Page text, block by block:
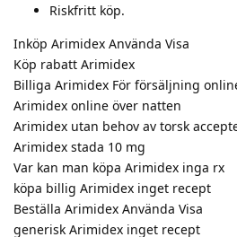
Riskfritt köp.
Inköp Arimidex Använda Visa
Köp rabatt Arimidex
Billiga Arimidex För försäljning
Arimidex online över natten
Arimidex utan behov av torsk
Arimidex stada 10 mg
Var kan man köpa Arimidex inga rx
köpa billig Arimidex inget recept
Beställa Arimidex Använda Visa
generisk Arimidex inget recept